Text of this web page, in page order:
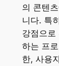
의 콘텐
니다. 특
강점으로
하는 프
한, 사용